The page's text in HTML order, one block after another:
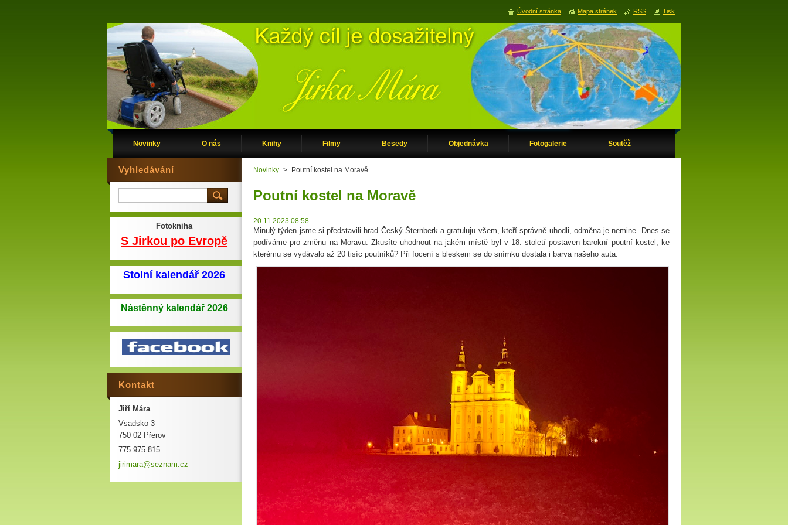
Novinky O nás Knihy Filmy Besedy Objednávka Fotogalerie Soutěž
Novinky > Poutní kostel na Moravě
Poutní kostel na Moravě
20.11.2023 08:58
Minulý týden jsme si představili hrad Český Šternberk a gratuluju všem, kteří správně uhodli, odměna je nemine. Dnes se
podíváme pro změnu na Moravu. Zkusíte uhodnout na jakém místě byl v 18. století postaven barokní poutní kostel, ke
kterému se vydávalo až 20 tisíc poutníků? Při focení s bleskem se do snímku dostala i barva našeho auta.
Vyhledávání
Fotokniha
S Jirkou po Evropě
Stolní kalendář 2026
Nástěnný kalendář 2026
Kontakt
Jiří Mára
Vsadsko 3
750 02 Přerov
775 975 815
jirimara@seznam.cz
Úvodní stránka Mapa stránek RSS Tisk